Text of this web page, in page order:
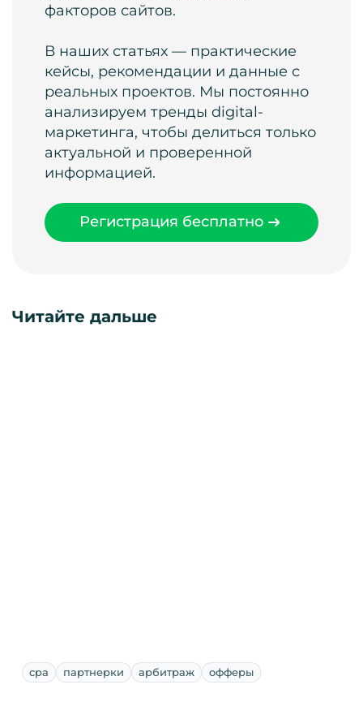
факторов сайтов.
В наших статьях — практические
кейсы, рекомендации и данные с
реальных проектов. Мы постоянно
анализируем тренды digital-
маркетинга, чтобы делиться только
актуальной и проверенной
информацией.
Регистрация бесплатно
Читайте дальше
cpa партнерки арбитраж офферы